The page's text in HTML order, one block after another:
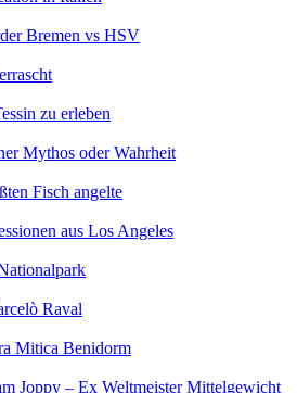
Bremen vs HSV
zu erleben
Mythos oder Wahrheit
Fisch angelte
aus Los Angeles
Raval
Mitica Benidorm
Joppy – Ex Weltmeister Mittelgewicht